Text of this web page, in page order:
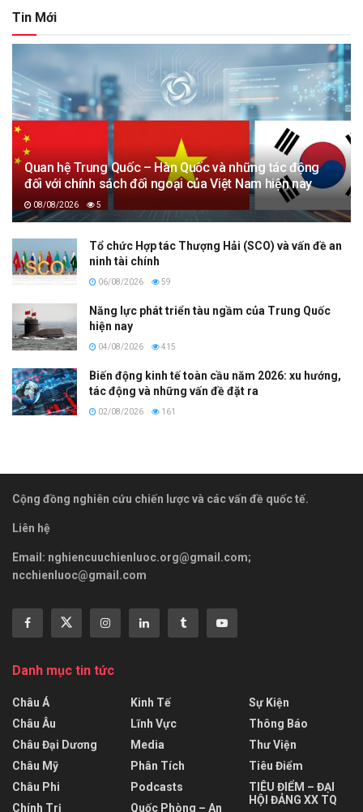
Tin Mới
Quan hệ Trung Quốc – Hàn Quốc và những tác động
đối với chính sách đối ngoại của Việt Nam hiện nay
08/08/2026 5
Tổ chức Hợp tác Thượng Hải (SCO) và vấn đề an
ninh tài chính
06/08/2026 59
Năng lực phát triển tàu ngầm của Trung Quốc
hiện nay
04/08/2026 415
Biến động kinh tế toàn cầu năm 2026: xu hướng,
tác động và những vấn đề đặt ra
02/08/2026 161
Cộng đồng nghiên cứu chiến lược và các vấn đề quốc tế.
Liên hệ
Email: nghiencuuchienluoc.org@gmail.com;
ncchienluoc@gmail.com
Danh mục tin tức
Châu Á
Châu Âu
Châu Đại Dương
Châu Mỹ
Châu Phi
Chính Trị
Kinh Tế
Lĩnh Vực
Media
Phân Tích
Podcasts
Quốc Phòng – An
Sự Kiện
Thông Báo
Thư Viện
Tiêu Điểm
TIÊU ĐIỂM – ĐẠI
HỘI ĐẢNG XX TQ